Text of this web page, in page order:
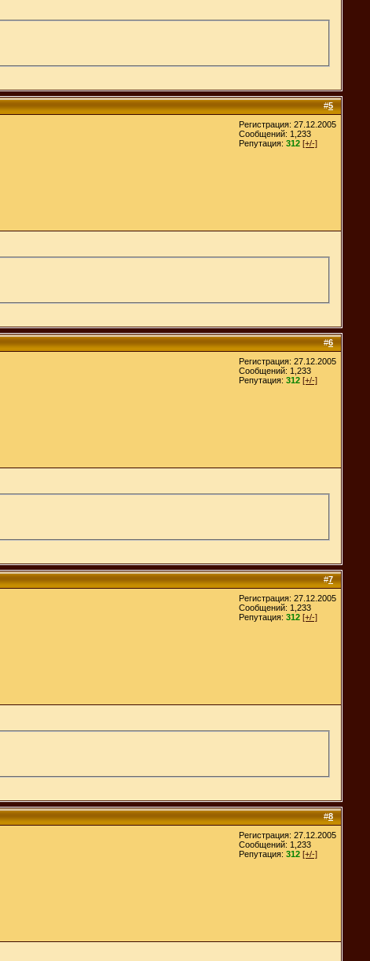
#5
Регистрация: 27.12.2005
Сообщений: 1,233
Репутация: 312 [+/-]
#6
Регистрация: 27.12.2005
Сообщений: 1,233
Репутация: 312 [+/-]
#7
Регистрация: 27.12.2005
Сообщений: 1,233
Репутация: 312 [+/-]
#8
Регистрация: 27.12.2005
Сообщений: 1,233
Репутация: 312 [+/-]